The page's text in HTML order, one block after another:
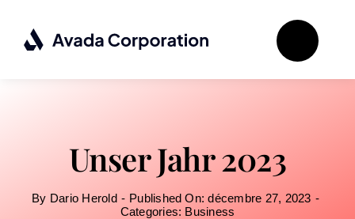
contenu
Unser Jahr 2023
By Dario Herold - Published On: décembre 27, 2023 -
Categories: Business